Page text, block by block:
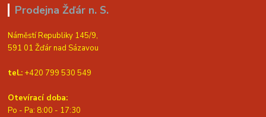
Prodejna Žďár n. S.
Náměstí Republiky 145/9,
591 01 Žďár nad Sázavou
tel.: +420 799 530 549
Otevírací doba:
Po - Pa: 8:00 - 17:30